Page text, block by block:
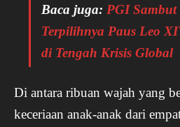
Baca juga: PGI Sambut
Terpilihnya Paus Leo
di Tengah Krisis Global
Di antara ribuan wajah yang
keceriaan anak-anak dari